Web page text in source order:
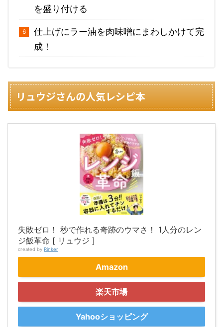
を盛り付ける
仕上げにラー油を肉味噌にまわしかけて完
成！
リュウジさんの人気レシピ本
失敗ゼロ！ 秒で作れる奇跡のウマさ！ 1人分のレン
ジ飯革命 [ リュウジ ]
created by Rinker
Amazon
楽天市場
Yahooショッピング